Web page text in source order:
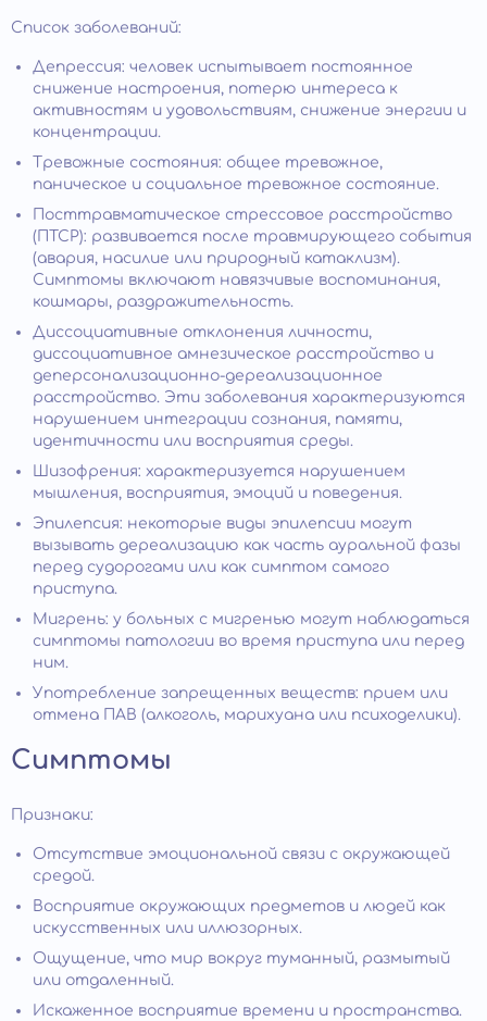
Список заболеваний:
Депрессия: человек испытывает постоянное
снижение настроения, потерю интереса к
активностям и удовольствиям, снижение энергии и
концентрации.
Тревожные состояния: общее тревожное,
паническое и социальное тревожное состояние.
Посттравматическое стрессовое расстройство
(ПТСР): развивается после травмирующего события
(авария, насилие или природный катаклизм).
Симптомы включают навязчивые воспоминания,
кошмары, раздражительность.
Диссоциативные отклонения личности,
диссоциативное амнезическое расстройство и
деперсонализационно-дереализационное
расстройство. Эти заболевания характеризуются
нарушением интеграции сознания, памяти,
идентичности или восприятия среды.
Шизофрения: характеризуется нарушением
мышления, восприятия, эмоций и поведения.
Эпилепсия: некоторые виды эпилепсии могут
вызывать дереализацию как часть ауральной фазы
перед судорогами или как симптом самого
приступа.
Мигрень: у больных с мигренью могут наблюдаться
симптомы патологии во время приступа или перед
ним.
Употребление запрещенных веществ: прием или
отмена ПАВ (алкоголь, марихуана или психоделики).
Симптомы
Признаки:
Отсутствие эмоциональной связи с окружающей
средой.
Восприятие окружающих предметов и людей как
искусственных или иллюзорных.
Ощущение, что мир вокруг туманный, размытый
или отдаленный.
Искаженное восприятие времени и пространства.